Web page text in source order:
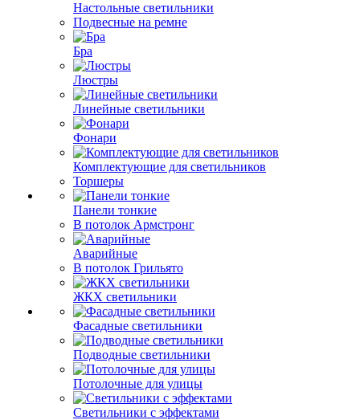
Настольные светильники
Подвесные на ремне
Бра
Люстры
Линейные светильники
Фонари
Комплектующие для светильников
Торшеры
Панели тонкие
В потолок Армстронг
Аварийные
В потолок Грильято
ЖКХ светильники
Фасадные светильники
Подводные светильники
Потолочные для улицы
Светильники с эффектами